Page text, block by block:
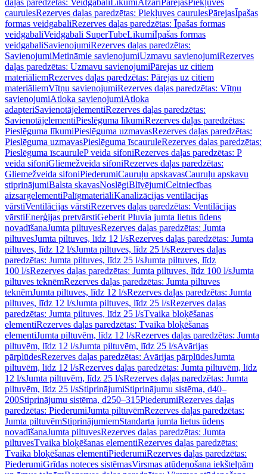
daļas paredzētas: Veidgabali LīkumiAtzari PārejasPiekļuves
caurulesRezerves daļas paredzētas: Piekļuves caurulesPārejasĪpašas
formas veidgabaliRezerves daļas paredzētas: Īpašas formas
veidgabaliVeidgabali SuperTubeLīkumiĪpašas formas
veidgabaliSavienojumiRezerves daļas paredzētas:
SavienojumiMetināmie savienojumiUzmavu savienojumiRezerves
daļas paredzētas: Uzmavu savienojumiPārejas uz citiem
materiāliemRezerves daļas paredzētas: Pārejas uz citiem
materiāliemVītņu savienojumiRezerves daļas paredzētas: Vītņu
savienojumiAtloka savienojumiAtloka
adapteriSavienotājelementiRezerves daļas paredzētas:
SavienotājelementiPieslēguma līkumiRezerves daļas paredzētas:
Pieslēguma līkumiPieslēguma uzmavasRezerves daļas paredzētas:
Pieslēguma uzmavasPieslēguma īscauruleRezerves daļas paredzētas:
Pieslēguma īscauruleP veida sifoniRezerves daļas paredzētas: P
veida sifoniGliemežveida sifoniRezerves daļas paredzētas:
Gliemežveida sifoniPiederumiCauruļu apskavasCauruļu apskavu
stiprinājumiBalsta skavasNoslēgiBlīvējumiCeltniecības
aizsargelementiPalīgmateriāliKanalizācijas ventilācijas
vārstiVentilācijas vārstiRezerves daļas paredzētas: Ventilācijas
vārstiEnerģijas pretvārstiGeberit Pluvia jumta lietus ūdens
novadīšanaJumta piltuvesRezerves daļas paredzētas: Jumta
piltuvesJumta piltuves, līdz 12 l/sRezerves daļas paredzētas: Jumta
piltuves, līdz 12 l/sJumta piltuves, līdz 25 l/sRezerves daļas
paredzētas: Jumta piltuves, līdz 25 l/sJumta piltuves, līdz
100 l/sRezerves daļas paredzētas: Jumta piltuves, līdz 100 l/sJumta
piltuves teknēmRezerves daļas paredzētas: Jumta piltuves
teknēmJumta piltuves, līdz 12 l/sRezerves daļas paredzētas: Jumta
piltuves, līdz 12 l/sJumta piltuves, līdz 25 l/sRezerves daļas
paredzētas: Jumta piltuves, līdz 25 l/sTvaika bloķēšanas
elementiRezerves daļas paredzētas: Tvaika bloķēšanas
elementiJumta piltuvēm, līdz 12 l/sRezerves daļas paredzētas: Jumta
piltuvēm, līdz 12 l/sJumta piltuvēm, līdz 25 l/sAvārijas
pārplūdesRezerves daļas paredzētas: Avārijas pārplūdesJumta
piltuvēm, līdz 12 l/sRezerves daļas paredzētas: Jumta piltuvēm, līdz
12 l/sJumta piltuvēm, līdz 25 l/sRezerves daļas paredzētas: Jumta
piltuvēm, līdz 25 l/sStiprinājumiStiprinājumu sistēma, d40–
200Stiprinājumu sistēma, d250–315PiederumiRezerves daļas
paredzētas: PiederumiJumta piltuvēmRezerves daļas paredzētas:
Jumta piltuvēmStiprinājumiemStandarta jumta lietus ūdens
novadīšanaJumta piltuvesRezerves daļas paredzētas: Jumta
piltuvesTvaika bloķēšanas elementiRezerves daļas paredzētas:
Tvaika bloķēšanas elementiPiederumiRezerves daļas paredzētas:
PiederumiGrīdas noteces sistēmasVirsmas atūdeņošana iekštelpām